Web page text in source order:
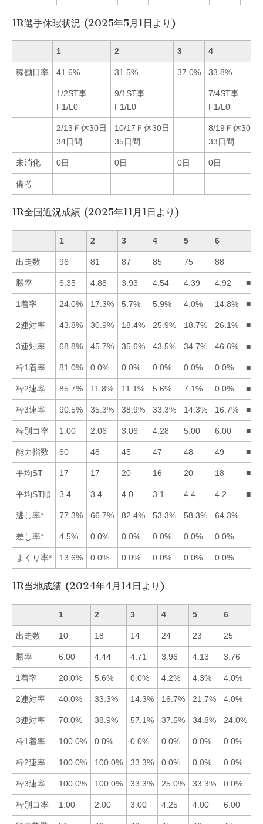
1R選手休暇状況 (2025年5月1日より)
1 2 3 4
稼働日率 41.6% 31.5% 37.0% 33.8%
1/2ST事
F1/L0
9/1ST事
F1/L0
7/4ST事
F1/L0
2/13Ｆ休30日
34日間
10/17Ｆ休30日
35日間
8/19Ｆ休30日
33日間
未消化 0日 0日 0日 0日
備考
1R全国近況成績 (2025年11月1日より)
1 2 3 4 5 6
出走数 96 81 87 85 75 88
勝率 6.35 4.88 3.93 4.54 4.39 4.92
1着率 24.0% 17.3% 5.7% 5.9% 4.0% 14.8%
2連対率 43.8% 30.9% 18.4% 25.9% 18.7% 26.1%
3連対率 68.8% 45.7% 35.6% 43.5% 34.7% 46.6%
枠1着率 81.0% 0.0% 0.0% 0.0% 0.0% 0.0%
枠2連率 85.7% 11.8% 11.1% 5.6% 7.1% 0.0%
枠3連率 90.5% 35.3% 38.9% 33.3% 14.3% 16.7%
枠別コ率 1.00 2.06 3.06 4.28 5.00 6.00
能力指数 60 48 45 47 48 49
平均ST 17 17 20 16 20 18
平均ST順 3.4 3.4 4.0 3.1 4.4 4.2
逃し率* 77.3% 66.7% 82.4% 53.3% 58.3% 64.3%
差し率* 4.5% 0.0% 0.0% 0.0% 0.0% 0.0%
まくり率* 13.6% 0.0% 0.0% 0.0% 0.0% 0.0%
1R当地成績 (2024年4月14日より)
1 2 3 4 5 6
出走数 10 18 14 24 23 25
勝率 6.00 4.44 4.71 3.96 4.13 3.76
1着率 20.0% 5.6% 0.0% 4.2% 4.3% 4.0%
2連対率 40.0% 33.3% 14.3% 16.7% 21.7% 4.0%
3連対率 70.0% 38.9% 57.1% 37.5% 34.8% 24.0%
枠1着率 100.0% 0.0% 0.0% 0.0% 0.0% 0.0%
枠2連率 100.0% 100.0% 33.3% 0.0% 0.0% 0.0%
枠3連率 100.0% 100.0% 33.3% 25.0% 33.3% 0.0%
枠別コ率 1.00 2.00 3.00 4.25 4.00 6.00